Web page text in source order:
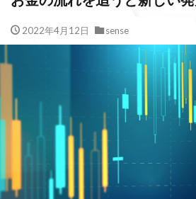
2022年4月12日 sense